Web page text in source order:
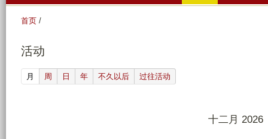
首页 /
活动
月 (active tab)
周 日 年 不久以后 过往活动
十二月 2026